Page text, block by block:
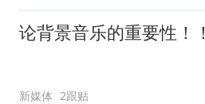
论背景音乐的重要性！！
新媒体 2跟贴